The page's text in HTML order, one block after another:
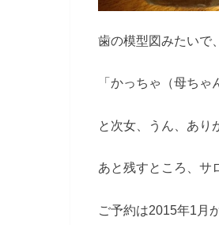
歯の模型図みたいで
「かっちゃ（母ち
と次女、うん、あり
あと残すところ、サ
ご予約は2015年1月